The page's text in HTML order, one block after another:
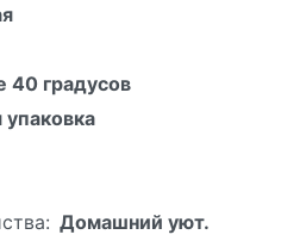
40 градусов
Домашний уют.